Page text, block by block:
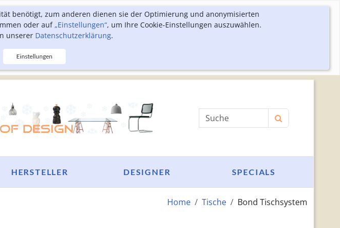
benötigt, zum anderen dienen sie der Optimierung und anonymisierten
oder auf„Einstellungen“, um Ihre Cookie-Einstellungen auszuwählen.
unserer Datenschutzerklärung.
Einstellungen
Produktsuche
SPECIALS
DESIGNER
HERSTELLER
Home Tische Bond Tischsystem